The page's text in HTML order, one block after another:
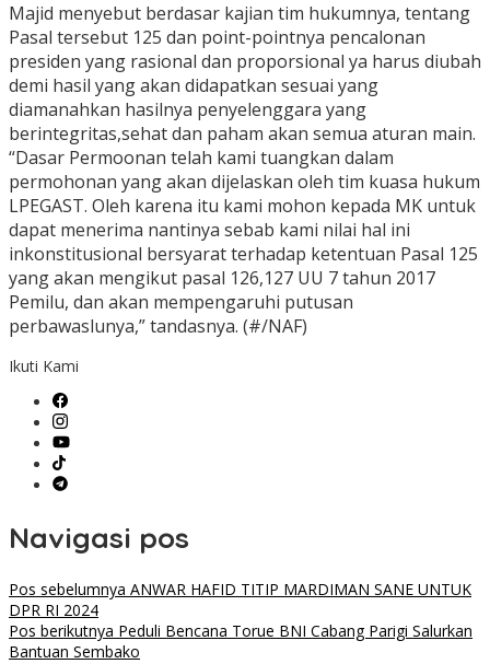
Majid menyebut berdasar kajian tim hukumnya, tentang
Pasal tersebut 125 dan point-pointnya pencalonan
presiden yang rasional dan proporsional ya harus diubah
demi hasil yang akan didapatkan sesuai yang
diamanahkan hasilnya penyelenggara yang
berintegritas,sehat dan paham akan semua aturan main.
“Dasar Permoonan telah kami tuangkan dalam
permohonan yang akan dijelaskan oleh tim kuasa hukum
LPEGAST. Oleh karena itu kami mohon kepada MK untuk
dapat menerima nantinya sebab kami nilai hal ini
inkonstitusional bersyarat terhadap ketentuan Pasal 125
yang akan mengikut pasal 126,127 UU 7 tahun 2017
Pemilu, dan akan mempengaruhi putusan
perbawaslunya,” tandasnya. (#/NAF)
Ikuti Kami
Navigasi pos
Pos sebelumnya ANWAR HAFID TITIP MARDIMAN SANE UNTUK
DPR RI 2024
Pos berikutnya Peduli Bencana Torue BNI Cabang Parigi Salurkan
Bantuan Sembako